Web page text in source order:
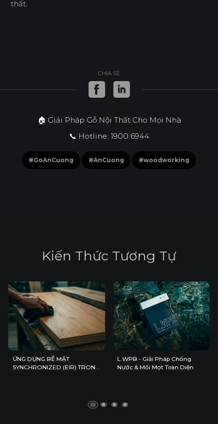
thất.
CHIA SẺ
🏠 Giải Pháp Gỗ Nội Thất Cho Mọi Nhà
📞 Hotline: 1900 6944
#GoAnCuong #AnCuong #woodworking
Kiến Thức Tương Tự
ỨNG DỤNG BỀ MẶT
SYNCHRONIZED (EIR) TRONG
L.WPB - Giải Pháp Chống
Nước & Mối Mọt Toàn Diện